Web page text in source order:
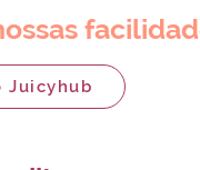
Juicyhub